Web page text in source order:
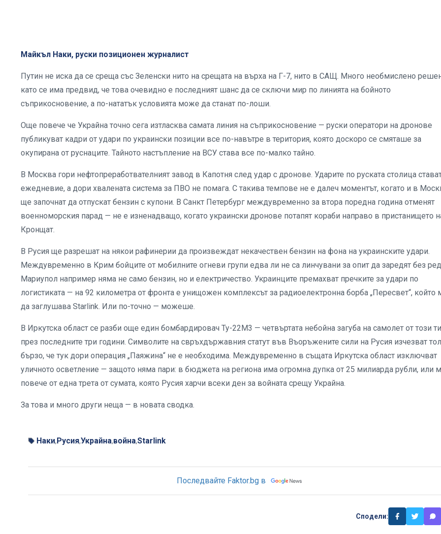
Майкъл Наки, руски позиционен журналист
Путин не иска да се среща със Зеленски нито на срещата на върха на Г-7, нито в САЩ. Много необмислено
като се има предвид, че това очевидно е последният шанс да се сключи мир по линията на бойното
съприкосновение, а по-нататък условията може да станат по-лоши.
Още повече че Украйна точно сега изтласква самата линия на съприкосновение — руски оператори на дронове
публикуват кадри от удари по украински позиции все по-навътре в територия, която доскоро се смяташе за
окупирана от руснаците. Тайното настъпление на ВСУ става все по-малко тайно.
В Москва гори нефтопреработвателният завод в Капотня след удар с дронове. Ударите по руската столица
ежедневие, а дори хвалената система за ПВО не помага. С такива темпове не е далеч моментът, когато и в
ще започнат да отпускат бензин с купони. В Санкт Петербург междувременно за втора поредна година отменят
военноморския парад — не е изненадващо, когато украински дронове потапят кораби направо в пристанището
Кронщат.
В Русия ще разрешат на някои рафинерии да произвеждат некачествен бензин на фона на украинските удари.
Междувременно в Крим бойците от мобилните огневи групи едва ли не са линчувани за опит да заредят без
Мариупол например няма не само бензин, но и електричество. Украинците премахват пречките за удари по
логистиката — на 92 километра от фронта е унищожен комплексът за радиоелектронна борба „Пересвет“, който
да заглушава Starlink. Или по-точно — можеше.
В Иркутска област се разби още един бомбардировач Ту-22М3 — четвъртата небойна загуба на самолет от този
през последните три години. Символите на свръхдържавния статут във Въоръжените сили на Русия изчезват
бързо, че тук дори операция „Паяжина“ не е необходима. Междувременно в същата Иркутска област изключват
уличното осветление — защото няма пари: в бюджета на региона има огромна дупка от 25 милиарда рубли, или
повече от една трета от сумата, която Русия харчи всеки ден за войната срещу Украйна.
За това и много други неща — в новата сводка.
Наки, Русия,Украйна,война,Starlink
Последвайте Faktor.bg в
Сподели: